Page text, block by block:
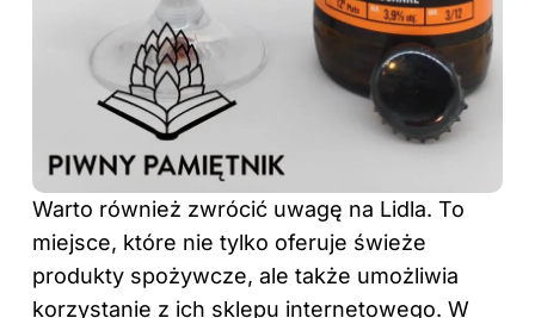
Warto również zwrócić uwagę na Lidla. To
miejsce, które nie tylko oferuje świeże
produkty spożywcze, ale także umożliwia
korzystanie z ich sklepu internetowego. W